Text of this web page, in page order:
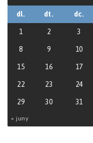
dl. dt. dc.
« juny
1 2 3
8 9 10
15 16 17
22 23 24
29 30 31